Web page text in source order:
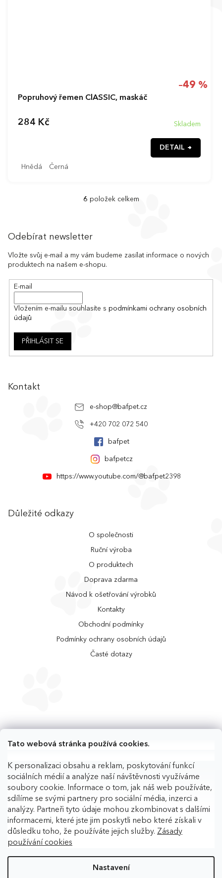
Tato webová stránka používá cookies.
K personalizaci obsahu a reklam, poskytování funkcí
sociálních médií a analýze naší návštěvnosti využíváme
soubory cookie. Informace o tom, jak náš web používáte,
sdílíme se svými partnery pro sociální média, inzerci a
analýzy. Partneři tyto údaje mohou zkombinovat s dalšími
informacemi, které jste jim poskytli nebo které získali v
důsledku toho, že používáte jejich služby. Zásady
používání cookies
Nastavení
–49 %
Popruhový řemen ClASSIC, maskáč
Skladem
284 Kč
DETAIL
Hnědá Černá
O
c
p
k
i
6 položek celkem
Odebírat newsletter
Vložte svůj e-mail a my vám budeme zasílat informace o nových
produktech na našem e-shopu.
E-mail
Vložením e-mailu souhlasíte s podmínkami ochrany osobních
údajů
PŘIHLÁSIT SE
Kontakt
e-shop@bafpet.cz
+420 702 072 540
bafpet
bafpetcz
https://www.youtube.com/@bafpet2398
Důležité odkazy
O společnosti
Ruční výroba
O produktech
Doprava zdarma
Návod k ošetřování výrobků
Kontakty
Obchodní podmínky
Podmínky ochrany osobních údajů
Časté dotazy